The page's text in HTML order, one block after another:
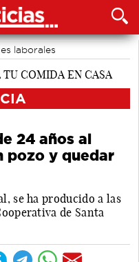
laborales
24 años al
pozo y quedar
se ha producido a las
de Santa